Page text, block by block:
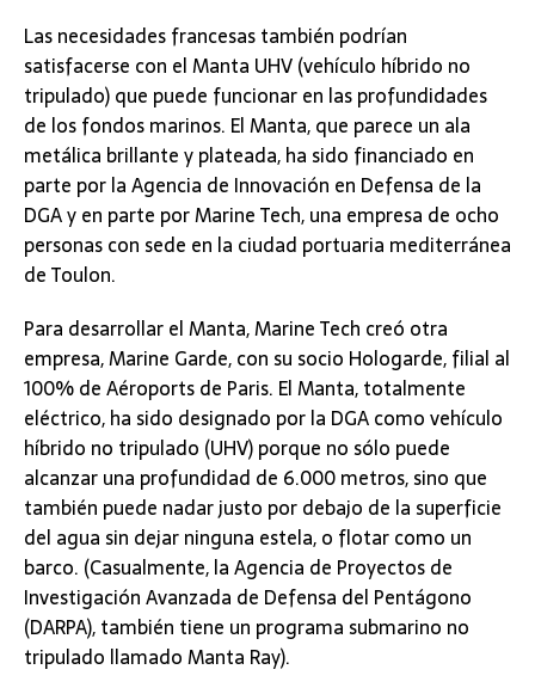
Las necesidades francesas también podrían
satisfacerse con el Manta UHV (vehículo híbrido no
tripulado) que puede funcionar en las profundidades
de los fondos marinos. El Manta, que parece un ala
metálica brillante y plateada, ha sido financiado en
parte por la Agencia de Innovación en Defensa de la
DGA y en parte por Marine Tech, una empresa de ocho
personas con sede en la ciudad portuaria mediterránea
de Toulon.
Para desarrollar el Manta, Marine Tech creó otra
empresa, Marine Garde, con su socio Hologarde, filial al
100% de Aéroports de Paris. El Manta, totalmente
eléctrico, ha sido designado por la DGA como vehículo
híbrido no tripulado (UHV) porque no sólo puede
alcanzar una profundidad de 6.000 metros, sino que
también puede nadar justo por debajo de la superficie
del agua sin dejar ninguna estela, o flotar como un
barco. (Casualmente, la Agencia de Proyectos de
Investigación Avanzada de Defensa del Pentágono
(DARPA), también tiene un programa submarino no
tripulado llamado Manta Ray).